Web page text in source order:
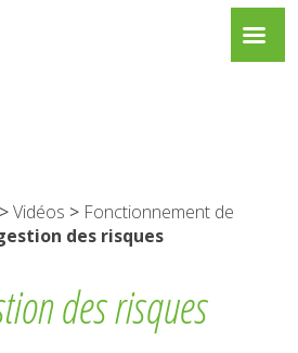
>Vidéos > Fonctionnement de
des risques
des risques